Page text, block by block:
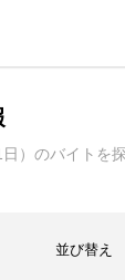
）のバイトを
並び替え